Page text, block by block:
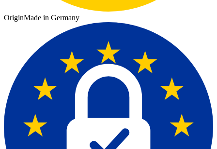
OriginMade in Germany